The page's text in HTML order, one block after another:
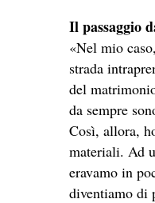
Il passaggio
«Nel mio
strada
del
da sempre
Così, allora,
materiali. Ad
eravamo in
diventiamo di